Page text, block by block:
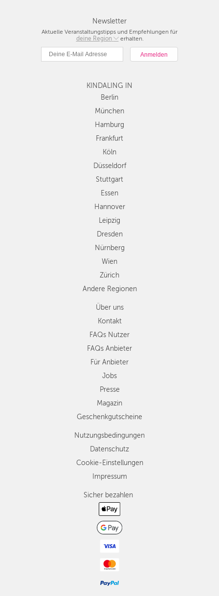
Newsletter
Aktuelle Veranstaltungstipps und Empfehlungen für
deine Region
Berlin
München
Hamburg
Köln
Düsseldorf
Stuttgart
Essen
Dresden
Nürnberg
Wien
Zürich
Andere
Regionen
erhalten.
KINDALING IN
Berlin
München
Hamburg
Frankfurt
Köln
Düsseldorf
Stuttgart
Essen
Hannover
Leipzig
Dresden
Nürnberg
Wien
Zürich
Andere Regionen
Über uns
Kontakt
FAQs Nutzer
FAQs Anbieter
Für Anbieter
Jobs
Presse
Magazin
Geschenkgutscheine
Nutzungsbedingungen
Datenschutz
Cookie-Einstellungen
Impressum
Sicher bezahlen